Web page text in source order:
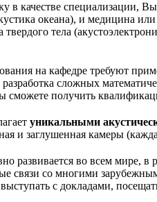
в качестве специализации,
океана), и медицина
твердого тела
на кафедре требуют
сложных
сможете получить
уникальными
и заглушенная камеры
развивается во всем мире,
связи со многими
с докладами,